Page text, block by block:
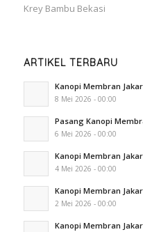
Krey Bambu Bekasi
ARTIKEL TERBARU
Kanopi Membran
8 Mei 2026 - 00:00
Pasang Kanopi
6 Mei 2026 - 00:00
Kanopi Membran
4 Mei 2026 - 00:00
Kanopi Membran
2 Mei 2026 - 00:00
Kanopi Membran